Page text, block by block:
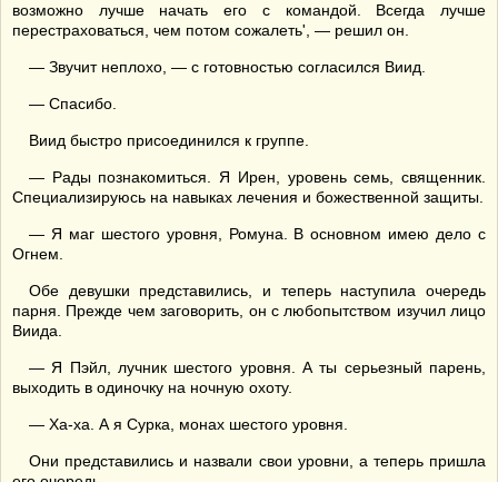
возможно лучше начать его с командой. Всегда лучше
перестраховаться, чем потом сожалеть', — решил он.
— Звучит неплохо, — с готовностью согласился Виид.
— Спасибо.
Виид быстро присоединился к группе.
— Рады познакомиться. Я Ирен, уровень семь, священник.
Специализируюсь на навыках лечения и божественной защиты.
— Я маг шестого уровня, Ромуна. В основном имею дело с
Огнем.
Обе девушки представились, и теперь наступила очередь
парня. Прежде чем заговорить, он с любопытством изучил лицо
Виида.
— Я Пэйл, лучник шестого уровня. А ты серьезный парень,
выходить в одиночку на ночную охоту.
— Ха-ха. А я Сурка, монах шестого уровня.
Они представились и назвали свои уровни, а теперь пришла